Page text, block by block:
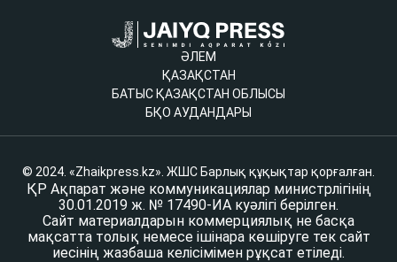
ӘЛЕМ
ҚАЗАҚСТАН
БАТЫС ҚАЗАҚСТАН ОБЛЫСЫ
БҚО АУДАНДАРЫ
© 2024. «Zhaikpress.kz». ЖШС Барлық құқықтар қорғалған.
ҚР Ақпарат және коммуникациялар министрлігінің
30.01.2019 ж. № 17490-ИА куәлігі берілген.
Сайт материалдарын коммерциялық не басқа
мақсатта толық немесе ішінара көшіруге тек сайт
иесінің жазбаша келісімімен рұқсат етіледі.